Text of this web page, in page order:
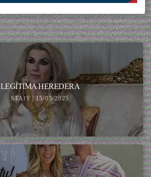
LEGÍTIMA HEREDERA
STAFF | 15/05/2025